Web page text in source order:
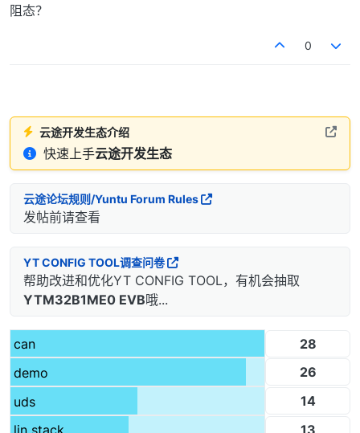
阻态？
0
云途开发生态介绍
快速上手云途开发生态
云途论坛规则/Yuntu Forum Rules
发帖前请查看
YT CONFIG TOOL调查问卷
帮助改进和优化YT CONFIG TOOL，有机会抽取
YTM32B1ME0 EVB哦...
can
28
demo
26
uds
14
13